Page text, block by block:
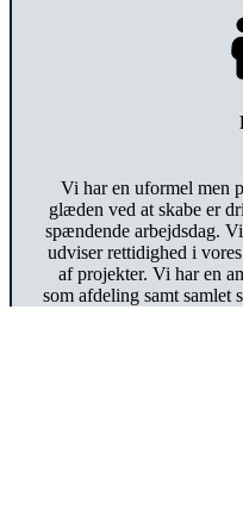
Vi har en uformel men
glæden ved at skabe er
spændende arbejdsdag.
udviser rettidighed i
af projekter. Vi har en
som afdeling samt samlet